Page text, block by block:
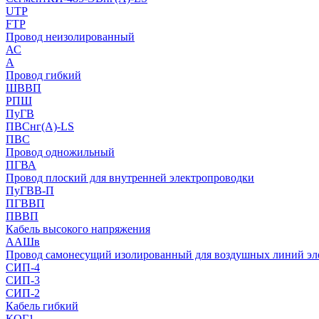
UTP
FTP
Провод неизолированный
АС
А
Провод гибкий
ШВВП
РПШ
ПуГВ
ПВСнг(А)-LS
ПВС
Провод одножильный
ПГВА
Провод плоский для внутренней электропроводки
ПуГВВ-П
ПГВВП
ПВВП
Кабель высокого напряжения
ААШв
Провод самонесущий изолированный для воздушных линий
СИП-4
СИП-3
СИП-2
Кабель гибкий